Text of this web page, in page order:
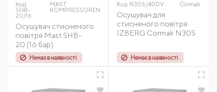
Код:
SHB-
20/16
MAST
KOMPRESSOREN
Осушувач стисненого
повітря Mast SHB-
20 (16 бар)
Немає в наявності
Код: N30S/400V Cormak
Осушувач для
стисненого повітря
IZBERG Cormak N30S
Немає в наявності